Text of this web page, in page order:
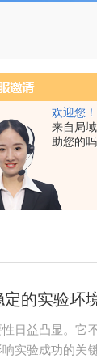
欢迎您！
来自局
助您的
析
重要的工作
全和保存期
艺，...
的实验环
日益凸显。
实验成功的